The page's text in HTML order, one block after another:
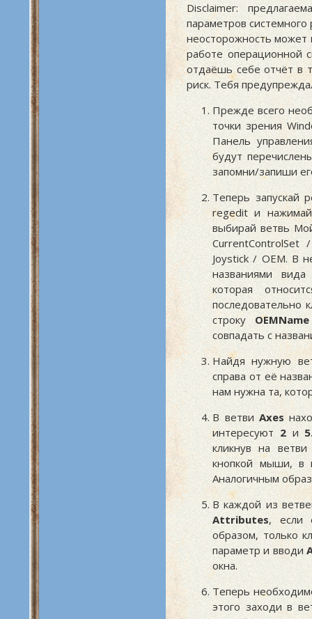
Disclaimer:
параметров
неосторожность может
работе операционной
отдаёшь себе отчёт в
риск. Тебя
Прежде всего
точки зрения
Панель
будут
запомни/запиши
Теперь запускай
regedit и
выбирай ветвь
Joystick / OEM. В
названиями
которая
последовательно
строкуOEMName
совпадать с
Найдя нужную
справа от её
нам нужна та,
В ветвиAxes
интересуют2и5
кликнув на
кнопкой мыши,
Аналогичным
В каждой из
Attributes, если
образом, только
параметр и вводи
окна.
Теперь
этого заходи в